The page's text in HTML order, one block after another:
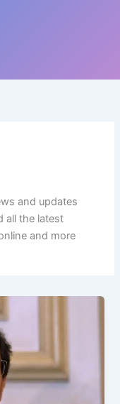
and updates
all the latest
and more